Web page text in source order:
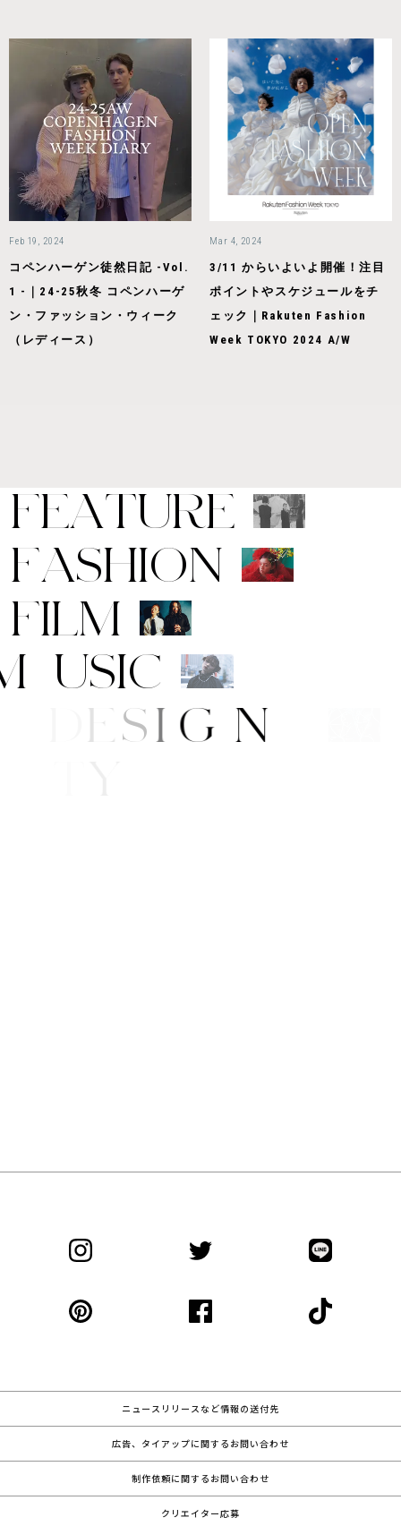
Feb 19, 2024
コペンハーゲン徒然日記 -Vol.
1 -｜24-25秋冬 コペンハーゲ
ン・ファッション・ウィーク
（レディース）
Mar 4, 2024
3/11 からいよいよ開催！注目
ポイントやスケジュールをチ
ェック｜Rakuten Fashion
Week TOKYO 2024 A/W
FEATURE
FASHION
FILM
M USIC
T/D ES IG
ニュースリリースなど情報の送付先
広告、タイアップに関するお問い合わせ
制作依頼に関するお問い合わせ
クリエイター応募